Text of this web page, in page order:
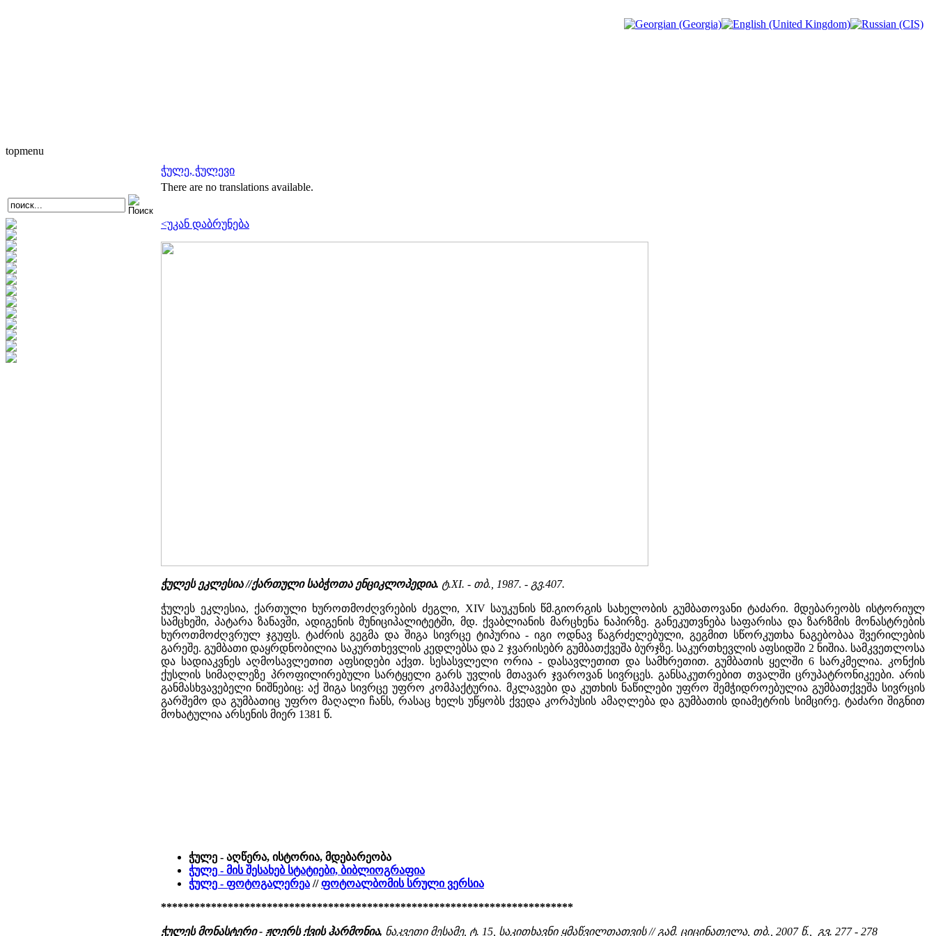
topmenu
ჭულე, ჭულევი
There are no translations available.
<უკან დაბრუნება
ჭულეს ეკლესია //ქართული საბჭოთა ენციკლოპედია. ტ.XI. - თბ., 1987. - გვ.407.
ჭულეს ეკლესია, ქართული ხუროთმოძღვრების ძეგლი, XIV საუკუნის წმ.გიორგის სახელობის გუმბათოვანი ტაძარი. მდებარეობს ისტორიულ
სამცხეში, პატარა ზანავში, ადიგენის მუნიციპალიტეტში, მდ. ქვაბლიანის მარცხენა ნაპირზე. განეკუთვნება საფარისა და ზარზმის მონასტრების
ხუროთმოძღვრულ ჯგუფს. ტაძრის გეგმა და შიგა სივრცე ტიპურია - იგი ოდნავ წაგრძელებული, გეგმით სწორკუთხა ნაგებობაა შვერილების
გარეშე. გუმბათი დაყრდნობილია საკურთხევლის კედლებსა და 2 ჯვარისებრ გუმბათქვეშა ბურჯზე. საკურთხევლის აფსიდში 2 ნიშია. სამკვეთლოსა
და სადიაკვნეს აღმოსავლეთით აფსიდები აქვთ. სესასვლელი ორია - დასავლეთით და სამხრეთით. გუმბათის ყელში 6 სარკმელია. კონქის
ქუსლის სიმაღლეზე პროფილირებული სარტყელი გარს უვლის მთავარ ჯვაროვან სივრცეს. განსაკუთრებით თვალში ცრუპატრონიკეები. არის
განმასხვავებელი ნიშნებიც: აქ შიგა სივრცე უფრო კომპაქტურია. მკლავები და კუთხის ნაწილები უფრო შემჭიდროებულია გუმბათქვეშა სივრცის
გარშემო და გუმბათიც უფრო მაღალი ჩანს, რასაც ხელს უწყობს ქვედა კორპუსის ამაღლება და გუმბათის დიამეტრის სიმცირე. ტაძარი შიგნით
მოხატულია არსენის მიერ 1381 წ.
ჭულე - აღწერა, ისტორია, მდებარეობა
ჭულე - მის შესახებ სტატიები, ბიბლიოგრაფია
ჭულე - ფოტოგალერეა //ფოტოალბომის სრული ვერსია
**************************************************************************
ჭულეს მონასტერი - ჟღერს ქვის ჰარმონია, ნაკვეთი მესამე, ტ. 15, საკითხავნი ყმაწვილთათვის // გამ. ციცინათელა, თბ., 2007 წ., გვ. 277 - 278